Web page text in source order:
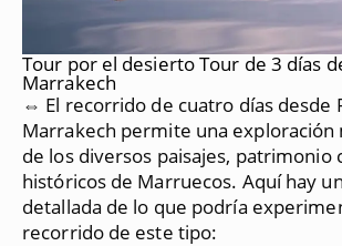
Tour por el desierto Tour de 3 días
Marrakech
⇔ El recorrido de cuatro días desde
Marrakech permite una exploración
de los diversos paisajes, patrimonio
históricos de Marruecos. Aquí hay
detallada de lo que podría
recorrido de este tipo: